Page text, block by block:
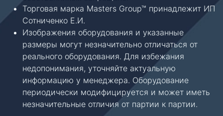
Торговая марка Masters Group™ принадлежит ИП
Сотниченко Е.И.
Изображения оборудования и указанные
размеры могут незначительно отличаться от
реального оборудования. Для избежания
недопонимания, уточняйте актуальную
информацию у менеджера. Оборудование
периодически модифицируется и может иметь
незначительные отличия от партии к партии.